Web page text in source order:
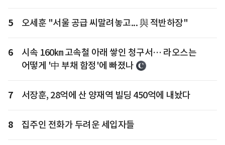
5 오세훈 "서울 공급 씨말려놓고... 與 적반하장"
6
시속 160㎞ 고속철 아래 쌓인 청구서… 라오스는
어떻게 '中 부채 함정'에 빠졌나
7 서장훈, 28억에 산 양재역 빌딩 450억에 내놨다
8 집주인 전화가 두려운 세입자들